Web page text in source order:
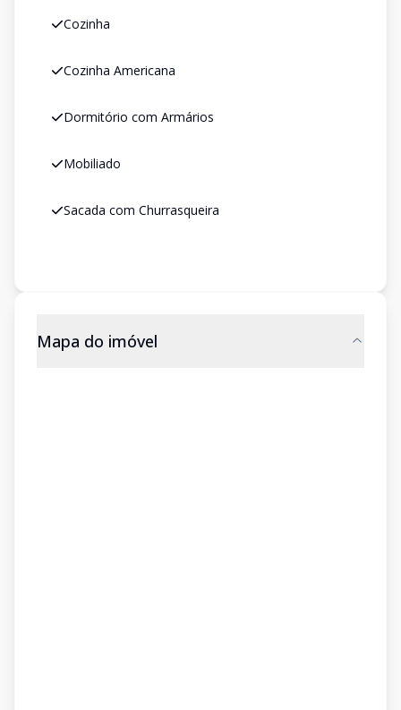
Cozinha
Cozinha Americana
Dormitório com Armários
Mobiliado
Sacada com Churrasqueira
Mapa do imóvel